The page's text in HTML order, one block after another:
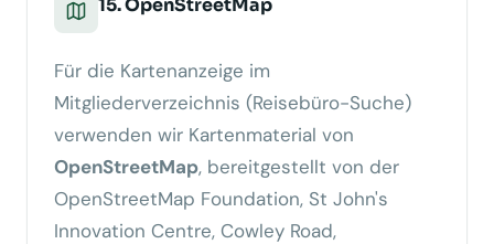
15. OpenStreetMap
Für die Kartenanzeige im
Mitgliederverzeichnis (Reisebüro-Suche)
verwenden wir Kartenmaterial von
OpenStreetMap, bereitgestellt von der
OpenStreetMap Foundation, St John's
Innovation Centre, Cowley Road,